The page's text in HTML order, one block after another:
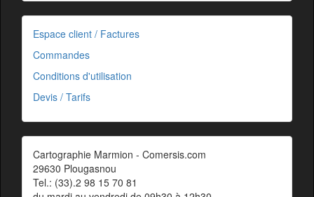
Espace client / Factures
Commandes
Conditions d'utilisation
Devis / Tarifs
Cartographie Marmion - Comersis.com
29630 Plougasnou
Tel.: (33).2 98 15 70 81